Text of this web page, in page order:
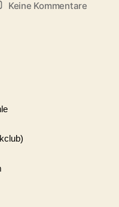
Keine Kommentarezu